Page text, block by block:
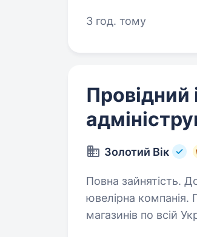
бюрократії, цінуємо
3 год. тому
Провідний
Золотий Вік
Повна зайнятість. Досвід роботи
ювелірна компанія. Про компанію: Ми
магазинів по всій Україні; Власне виробництво; 91%